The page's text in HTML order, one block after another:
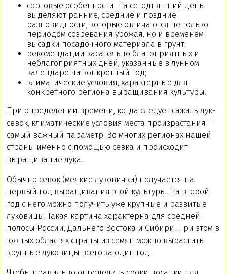
сортовые особенности. На сегодняшний день
выделяют ранние, средние и поздние
разновидности, которые отличаются не только
периодом созревания урожая, но и временем
высадки посадочного материала в грунт;
рекомендации касательно благоприятных и
неблагоприятных дней, указанные в лунном
календаре на конкретный год;
климатические условия, характерные для
конкретного региона выращивания культуры.
При определении времени, когда следует сажать лук-
севок, климатические условия места произрастания –
самый важный параметр. Во многих регионах нашей
страны именно с помощью севка и происходит
выращивание лука.
Обычно севок (мелкие луковички) получается на
первый год выращивания этой культуры. На второй
год с него можно получить уже крупные и развитые
луковицы. Такая картина характерна для средней
полосы России, Дальнего Востока и Сибири. При этом в
южных областях страны из семян можно вырастить
крупные луковицы всего за один год.